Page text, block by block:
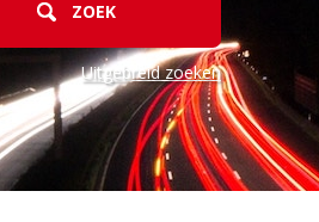
Uitgebreid zoeken